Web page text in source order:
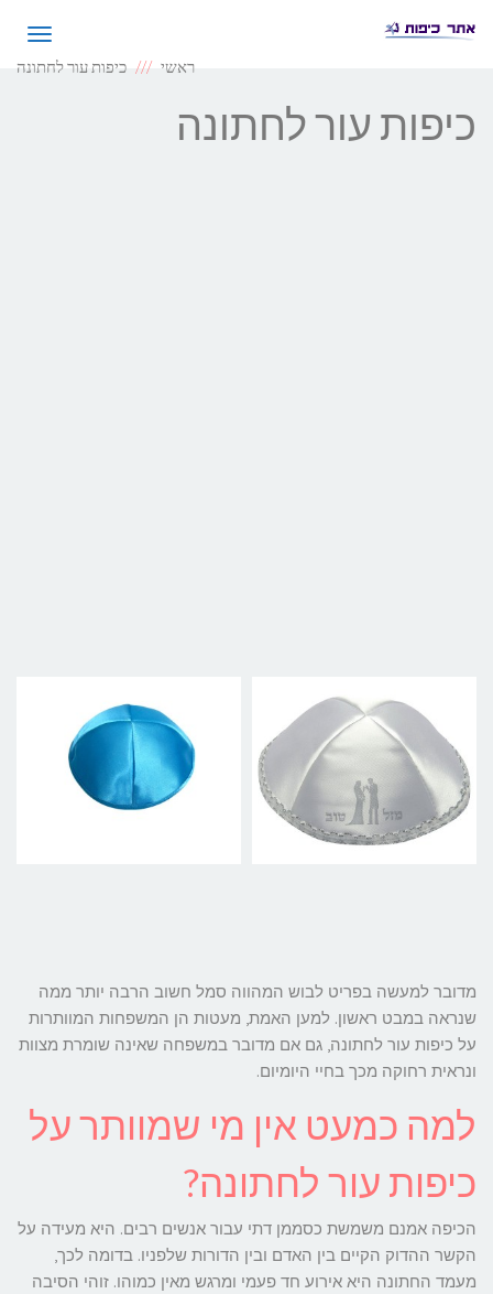
ראשי כיפות עור לחתונה
כיפות עור לחתונה
מדובר למעשה בפריט לבוש המהווה סמל חשוב הרבה יותר ממה
שנראה במבט ראשון. למען האמת, מעטות הן המשפחות המוותרות
על כיפות עור לחתונה, גם אם מדובר במשפחה שאינה שומרת מצוות
ונראית רחוקה מכך בחיי היומיום.
למה כמעט אין מי שמוותר על
כיפות עור לחתונה?
הכיפה אמנם משמשת כסממן דתי עבור אנשים רבים. היא מעידה על
הקשר ההדוק הקיים בין האדם ובין הדורות שלפניו. בדומה לכך,
מעמד החתונה היא אירוע חד פעמי ומרגש מאין כמוהו. זוהי הסיבה